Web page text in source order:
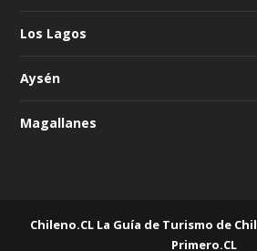
Los Lagos
Aysén
Magallanes
Chileno.CL La Guía de Turismo de
Primero.CL